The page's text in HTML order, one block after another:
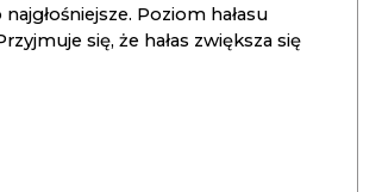
Poziom hałasu
się, że hałas zwiększa się